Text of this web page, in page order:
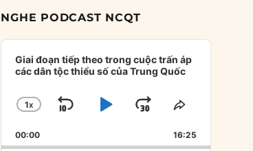
NGHE PODCAST NCQT
Audio
Player
Giai đoạn tiếp theo trong cuộc trấn áp
các dân tộc thiểu số của Trung Quốc
CHANGE
RATE
1X
SKIP
BACKWARD
PLAYJUMP
FORWARD
SHARE
EPISODE
00:00 16:25